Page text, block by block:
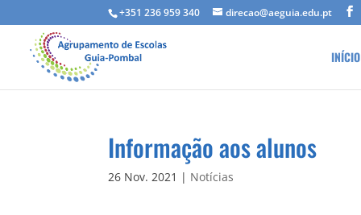
+351 236 959 340 direcao@aeguia.edu.pt
INÍCIO
Informação aos alunos
26 Nov. 2021 | Notícias